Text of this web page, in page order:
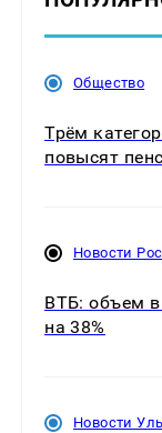
Общество
Трём
повысят
Новости
ВТБ: объем
на 38%
Новости